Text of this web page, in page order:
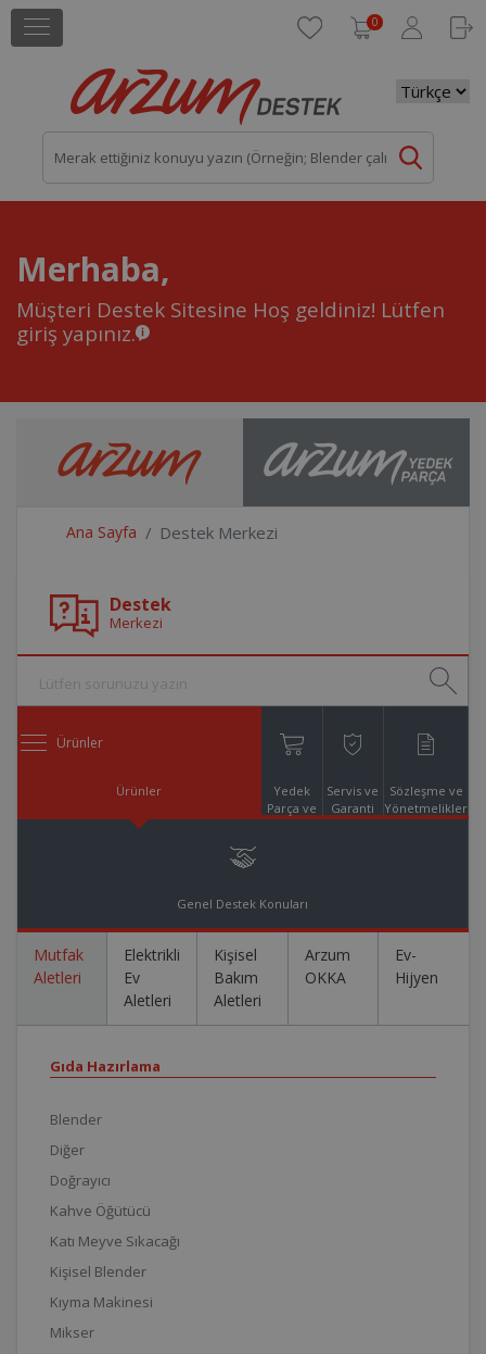
0
Merhaba,
Müşteri Destek Sitesine Hoş geldiniz! Lütfen
giriş yapınız.
Ana Sayfa Destek Merkezi
Destek
Merkezi
Ürünler
Ürünler
Yedek
Parça ve
Servis ve
Garanti
Sözleşme ve
Yönetmelikler
Genel Destek Konuları
Mutfak
Aletleri
Elektrikli
Ev
Aletleri
Kişisel
Bakım
Aletleri
Arzum
OKKA
Ev-
Hijyen
Gıda Hazırlama
Blender
Diğer
Doğrayıcı
Kahve Öğütücü
Katı Meyve Sıkacağı
Kişisel Blender
Kıyma Makinesi
Mikser